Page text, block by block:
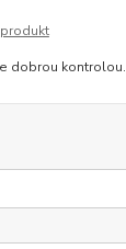
dobrou kontrolou.